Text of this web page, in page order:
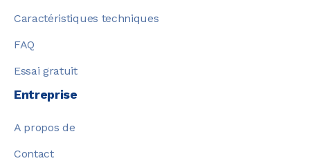
Caractéristiques techniques
FAQ
Essai gratuit
Entreprise
A propos de
Contact